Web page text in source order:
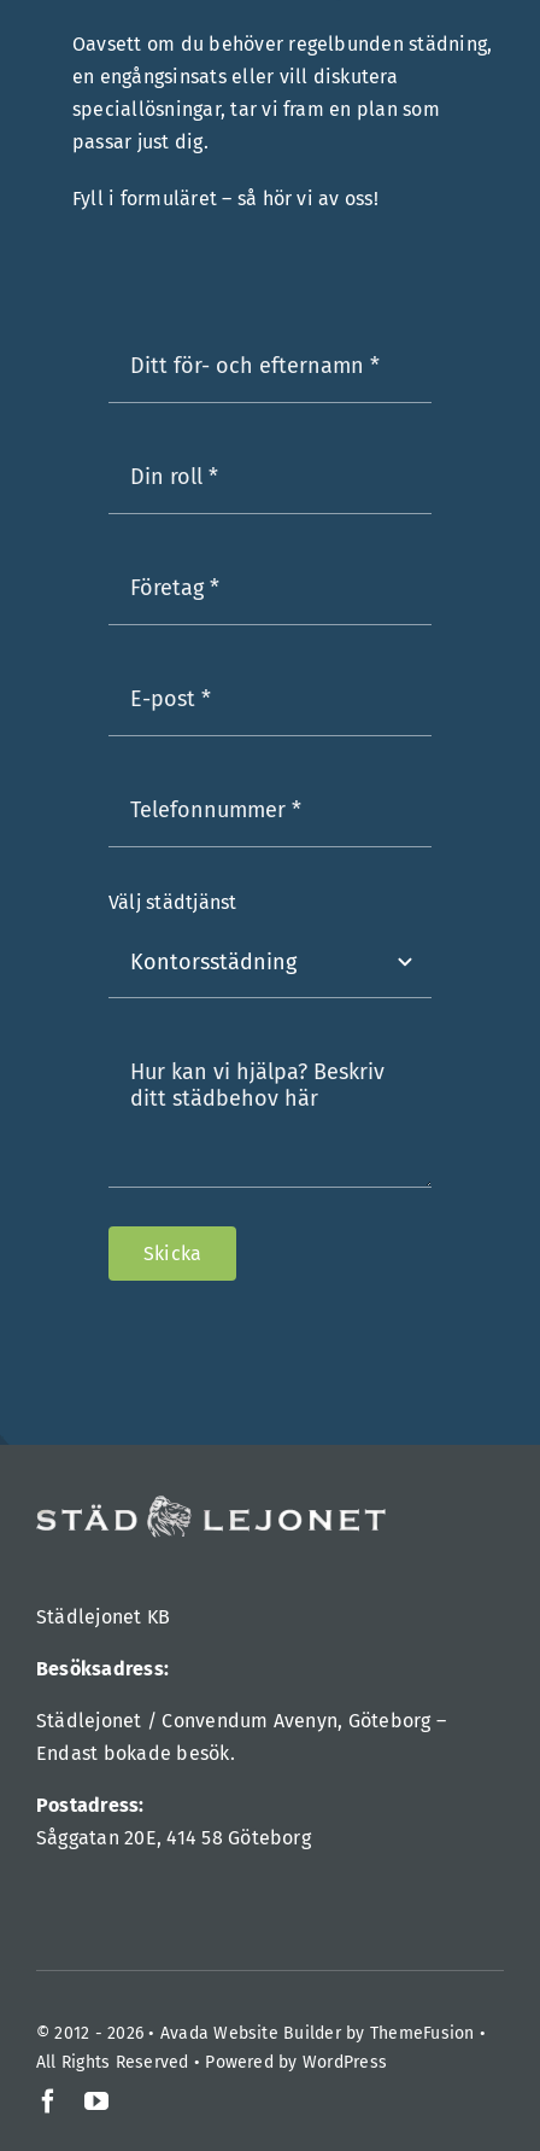
Oavsett om du behöver regelbunden städning,
en engångsinsats eller vill diskutera
speciallösningar, tar vi fram en plan som
passar just dig.
Fyll i formuläret – så hör vi av oss!
Välj städtjänst
Skicka
Städlejonet KB
Besöksadress:
Städlejonet / Convendum Avenyn, Göteborg –
Endast bokade besök.
Postadress:
Såggatan 20E, 414 58 Göteborg
© 2012 - 2026 • Avada Website Builderby ThemeFusion •
All Rights Reserved • Powered by WordPress